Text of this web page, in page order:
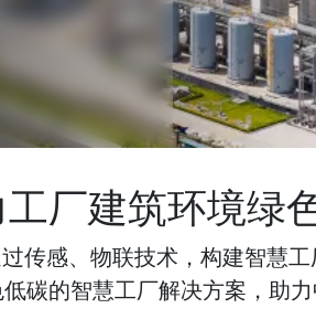
厂建筑环境绿
传感、物联技术，构建智慧
碳的智慧工厂解决方案，助